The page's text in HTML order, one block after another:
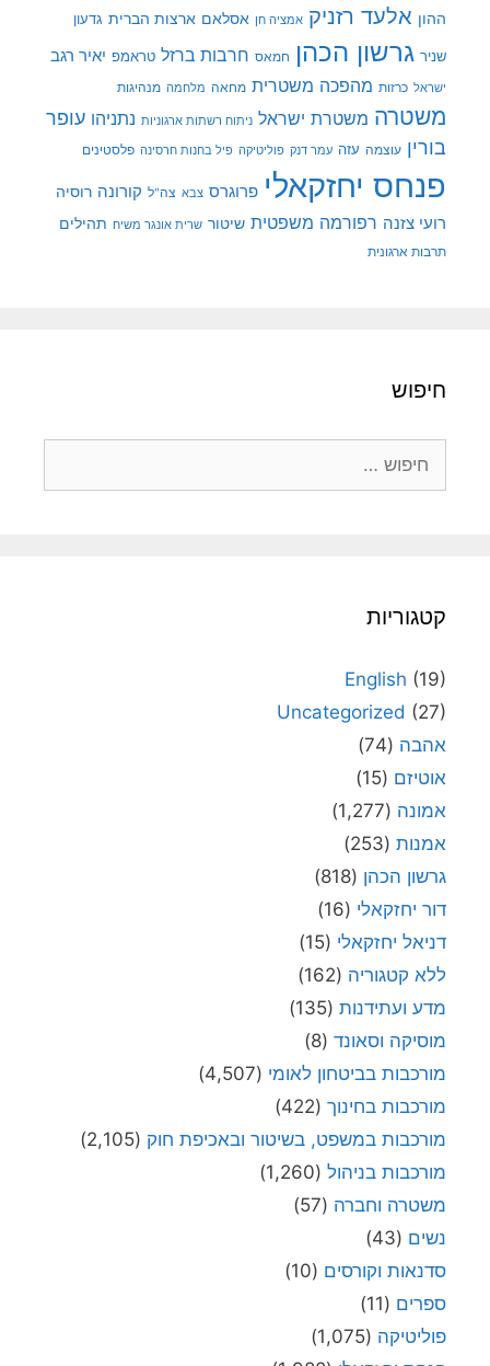
ההון אלעד רזניק אמציה חן אסלאם ארצות הברית גדעון
שניר גרשון הכהן חמאס חרבות ברזל טראמפ יאיר רגב
ישראל כרזות מהפכה משטרית מחאה מלחמה מנהיגות
משטרה משטרת ישראל ניתוח רשתות ארגוניות נתניהו עופר
בורין עוצמה עזה עמר דנק פוליטיקה פיל בחנות חרסינה פלסטינים
פנחס יחזקאלי פרוגרס צבא צה"ל קורונה רוסיה
רועי צזנה רפורמה משפטית שיטור שרית אונגר משיח תהילים
תרבות ארגונית
חיפוש
קטגוריות
English (19)
Uncategorized (27)
אהבה (74)
אוטיזם (15)
אמונה (1,277)
אמנות (253)
גרשון הכהן (818)
דור יחזקאלי (16)
דניאל יחזקאלי (15)
ללא קטגוריה (162)
מדע ועתידנות (135)
מוסיקה וסאונד (8)
מורכבות בביטחון לאומי (4,507)
מורכבות בחינוך (422)
מורכבות במשפט, בשיטור ובאכיפת חוק (2,105)
מורכבות בניהול (1,260)
משטרה וחברה (57)
נשים (43)
סדנאות וקורסים (10)
ספרים (11)
פוליטיקה (1,075)